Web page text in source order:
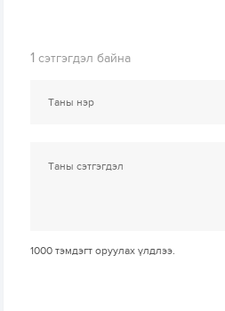
1 сэтгэгдэл байна
1000 тэмдэгт оруулах үлдлээ.